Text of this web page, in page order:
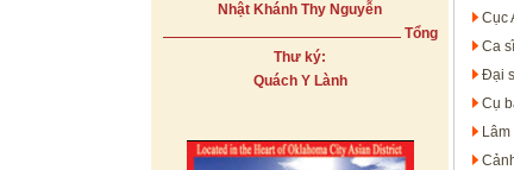
Nhật Khánh Thy Nguyễn
Tổng
Thư ký:
Quách Y Lành
Cục
Ca
Đại
Cụ